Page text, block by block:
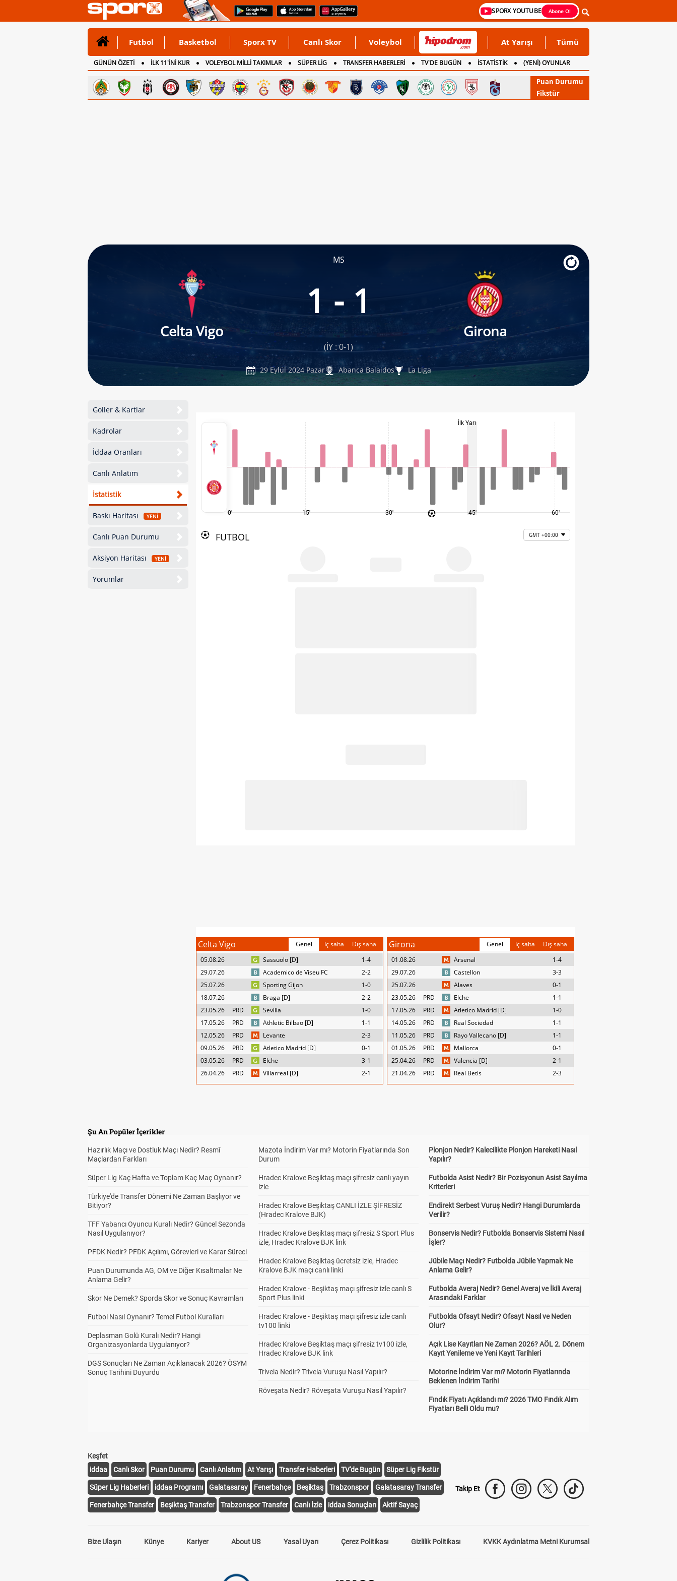
SPORX YOUTUBE Abone Ol
Futbol Basketbol Sporx TV Canlı Skor Voleybol At Yarışı Tümü
GÜNÜN ÖZETİ İLK 11'İNİ KUR VOLEYBOL MİLLİ TAKIMLAR SÜPER LİG TRANSFER HABERLERİ TV'DE BUGÜN İSTATİSTİK
(YENİ) OYUNLAR
CANLI ANLATIM
İNGİLTERE
Puan Durumu
Fikstür
MS
Celta Vigo
1 - 1
Girona
(İY : 0-1)
29 Eylül 2024 Pazar Abanca Balaidos La Liga
Goller & Kartlar
Kadrolar
İddaa Oranları
Canlı Anlatım
İstatistik
Baskı Haritası YENİ
Canlı Puan Durumu
Aksiyon Haritası YENİ
Yorumlar
0' 15' 30'
İlk Yarı
45' 60'
FUTBOL GMT +00:00
Celta Vigo Genel İç saha
Dış saha
05.08.26
Sassuolo [D]
1-4
29.07.26
Academico de Viseu FC
2-2
25.07.26
Sporting Gijon
1-0
18.07.26
Braga [D]
2-2
23.05.26
PRD Sevilla
1-0
17.05.26
PRD Athletic Bilbao [D]
1-1
12.05.26
PRD Levante
2-3
09.05.26
PRD Atletico Madrid [D]
0-1
03.05.26
PRD Elche
3-1
26.04.26
PRD Villarreal [D] 2-1
Girona Genel İç saha
Dış saha
01.08.26
Arsenal
1-4
29.07.26
Castellon
3-3
25.07.26
Alaves
0-1
23.05.26
PRD Elche
1-1
17.05.26
PRD Atletico Madrid [D]
1-0
14.05.26
PRD Real Sociedad
1-1
11.05.26
PRD Rayo Vallecano [D]
1-1
01.05.26
PRD Mallorca
0-1
25.04.26
PRD Valencia [D]
2-1
21.04.26
PRD Real Betis 2-3
Şu An Popüler İçerikler
Hazırlık Maçı ve Dostluk Maçı Nedir? Resmî
Maçlardan Farkları
Süper Lig Kaç Hafta ve Toplam Kaç Maç Oynanır?
Türkiye'de Transfer Dönemi Ne Zaman Başlıyor ve
Bitiyor?
TFF Yabancı Oyuncu Kuralı Nedir? Güncel Sezonda
Nasıl Uygulanıyor?
PFDK Nedir? PFDK Açılımı, Görevleri ve Karar Süreci
Puan Durumunda AG, OM ve Diğer Kısaltmalar Ne
Anlama Gelir?
Skor Ne Demek? Sporda Skor ve Sonuç Kavramları
Futbol Nasıl Oynanır? Temel Futbol Kuralları
Deplasman Golü Kuralı Nedir? Hangi
Organizasyonlarda Uygulanıyor?
DGS Sonuçları Ne Zaman Açıklanacak 2026? ÖSYM
Sonuç Tarihini Duyurdu
Mazota İndirim Var mı? Motorin Fiyatlarında Son
Durum
Hradec Kralove Beşiktaş maçı şifresiz canlı yayın
izle
Hradec Kralove Beşiktaş CANLI İZLE ŞİFRESİZ
(Hradec Kralove BJK)
Hradec Kralove Beşiktaş maçı şifresiz S Sport Plus
izle, Hradec Kralove BJK link
Hradec Kralove Beşiktaş ücretsiz izle, Hradec
Kralove BJK maçı canlı linki
Hradec Kralove - Beşiktaş maçı şifresiz izle canlı S
Sport Plus linki
Hradec Kralove - Beşiktaş maçı şifresiz izle canlı
tv100 linki
Hradec Kralove Beşiktaş maçı şifresiz tv100 izle,
Hradec Kralove BJK link
Trivela Nedir? Trivela Vuruşu Nasıl Yapılır?
Röveşata Nedir? Röveşata Vuruşu Nasıl Yapılır?
Plonjon Nedir? Kalecilikte Plonjon Hareketi Nasıl
Yapılır?
Futbolda Asist Nedir? Bir Pozisyonun Asist Sayılma
Kriterleri
Endirekt Serbest Vuruş Nedir? Hangi Durumlarda
Verilir?
Bonservis Nedir? Futbolda Bonservis Sistemi Nasıl
İşler?
Jübile Maçı Nedir? Futbolda Jübile Yapmak Ne
Anlama Gelir?
Futbolda Averaj Nedir? Genel Averaj ve İkili Averaj
Arasındaki Farklar
Futbolda Ofsayt Nedir? Ofsayt Nasıl ve Neden
Olur?
Açık Lise Kayıtları Ne Zaman 2026? AÖL 2. Dönem
Kayıt Yenileme ve Yeni Kayıt Tarihleri
Motorine İndirim Var mı? Motorin Fiyatlarında
Beklenen İndirim Tarihi
Fındık Fiyatı Açıklandı mı? 2026 TMO Fındık Alım
Fiyatları Belli Oldu mu?
Keşfet
iddaa
Canlı Skor Puan Durumu Canlı Anlatım At Yarışı Transfer Haberleri TV'de Bugün Süper Lig Fikstür
Süper Lig Haberleri iddaa Programı Galatasaray Fenerbahçe Beşiktaş Trabzonspor Galatasaray Transfer
Fenerbahçe Transfer Beşiktaş Transfer Trabzonspor Transfer Canlı İzle iddaa Sonuçları Aktif Sayaç
Takip Et
Bize Ulaşın Künye Kariyer About US Yasal Uyarı Çerez Politikası Gizlilik Politikası KVKK Aydınlatma Metni Kurumsal